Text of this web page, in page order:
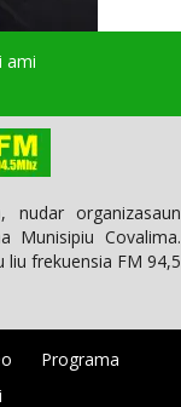
ami
nudar organizasaun
Munisipiu Covalima.
frekuensia FM 94,5
Programa